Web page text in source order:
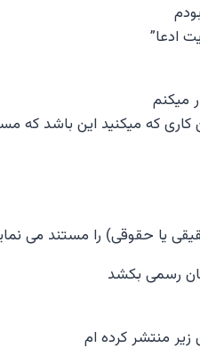
ادعا”
میکنم
که میکنید این باشد که
یا حقوقی) را مستند می
رسمی بکشد
زیر منتشر کرده ام